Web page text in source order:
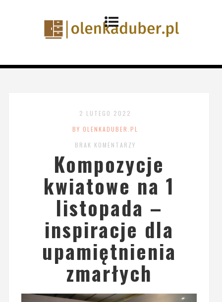
2 LUTEGO 2022
BY OLENKADUBER.PL
BRAK KOMENTARZY
Kompozycje
kwiatowe na 1
listopada –
inspiracje dla
upamiętnienia
zmarłych